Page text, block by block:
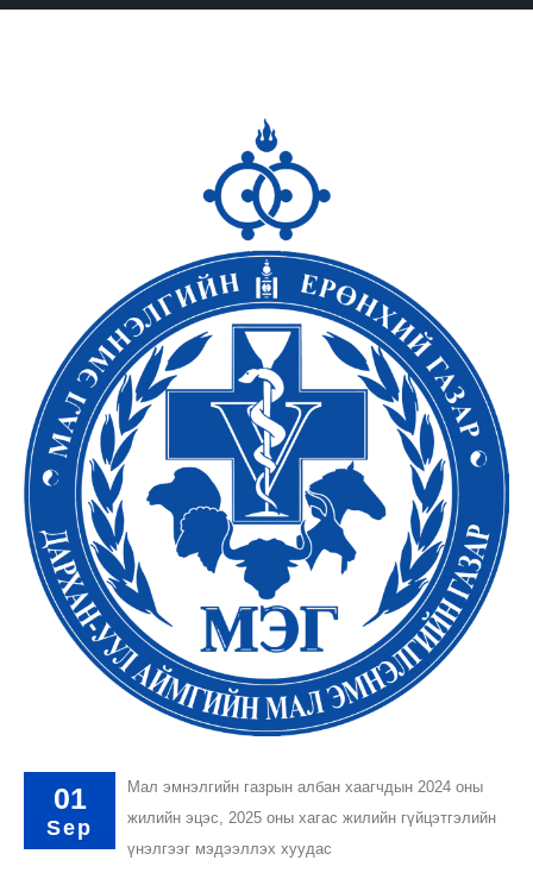
01
Sep
Мал эмнэлгийн газрын албан хаагчдын 2024 оны
жилийн эцэс, 2025 оны хагас жилийн гүйцэтгэлийн
үнэлгээг мэдээллэх хуудас